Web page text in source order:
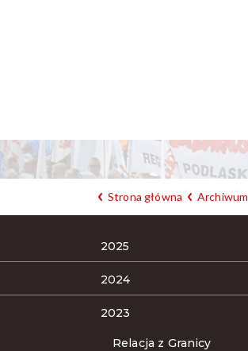
Strona główna Archiwum
2025
2024
2023
Relacja z Granicy